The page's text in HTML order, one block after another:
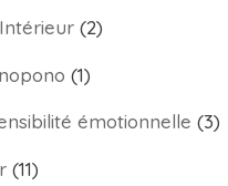
(2)
(1)
émotionnelle (3)
(11)